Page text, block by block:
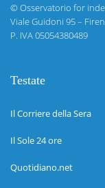
©Osservatorio for
Viale Guidoni 95 –
P. IVA 05054380489
Testate
Il Corriere della Sera
Il Sole 24 ore
Quotidiano.net